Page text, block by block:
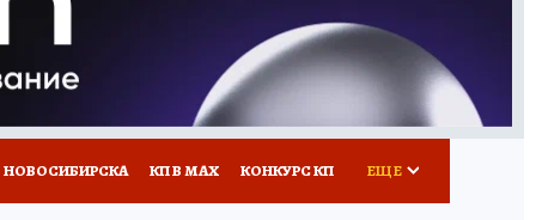
КП В МАХ КОНКУРС КП ЕЩЕ